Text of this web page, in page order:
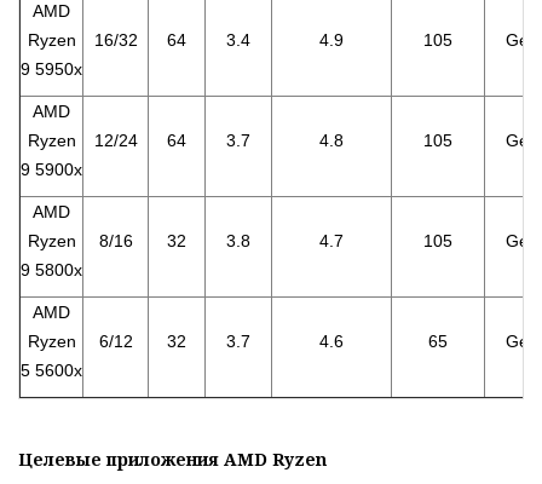
AMD
Ryzen
9 5950x
16/32 64 3.4 4.9 105 Gen
AMD
Ryzen
9 5900x
12/24 64 3.7 4.8 105 Gen
AMD
Ryzen
9 5800x
8/16 32 3.8 4.7 105 Gen
AMD
Ryzen
5 5600x
6/12 32 3.7 4.6 65 Gen
Целевые приложения AMD Ryzen